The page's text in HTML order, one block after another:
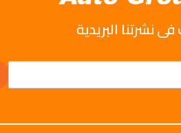
نشرتنا البريدية